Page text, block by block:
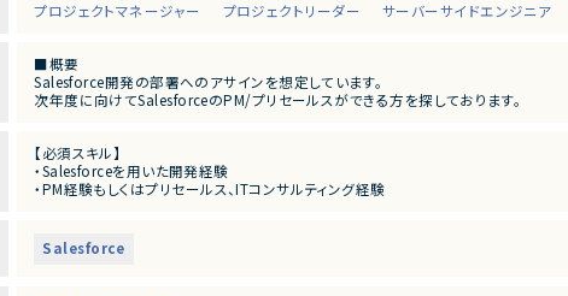
プロジェクトマネージャー プロジェクトリーダー サーバーサイドエンジニア
■概要
Salesforce開発の部署へのアサインを想定しています。
次年度に向けてSalesforceのPM/プリセールスができる方を探しております。
・プロジェクト開始前のプリセールス対応
・既存案件のPM業務
【必須スキル】
・Salesforceを用いた開発経験
・PM経験もしくはプリセールス、ITコンサルティング経験
Salesforce